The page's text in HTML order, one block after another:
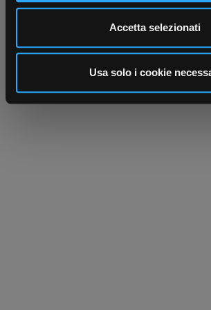
Utilizziamo i cookie per personalizzare
analizzare il nostro traffico.
informazioni sul modo in cui utilizza il
nostri partner che si occupano di analisi
pubblicità e social media, i quali
Accetta selezionati
Usa solo i cookie